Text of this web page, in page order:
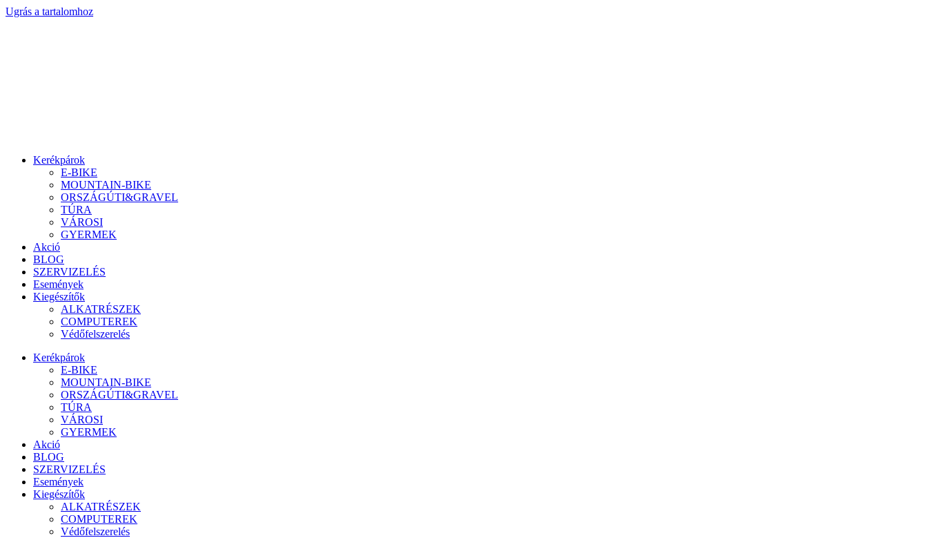
Ugrás a tartalomhoz
Kerékpárok
E-BIKE
MOUNTAIN-BIKE
ORSZÁGÚTI&GRAVEL
TÚRA
VÁROSI
GYERMEK
Akció
BLOG
SZERVIZELÉS
Események
Kiegészítők
ALKATRÉSZEK
COMPUTEREK
Védőfelszerelés
Kerékpárok
E-BIKE
MOUNTAIN-BIKE
ORSZÁGÚTI&GRAVEL
TÚRA
VÁROSI
GYERMEK
Akció
BLOG
SZERVIZELÉS
Események
Kiegészítők
ALKATRÉSZEK
COMPUTEREK
Védőfelszerelés